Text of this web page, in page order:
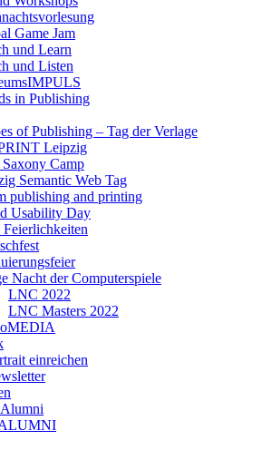
Game Jam
und Learn
und Listen
in Publishing
of Publishing – Tag der Verlage
Leipzig
Camp
Semantic Web Tag
publishing and printing
Usability Day
Nacht der Computerspiele
LNC 2022
LNC Masters 2022
einreichen